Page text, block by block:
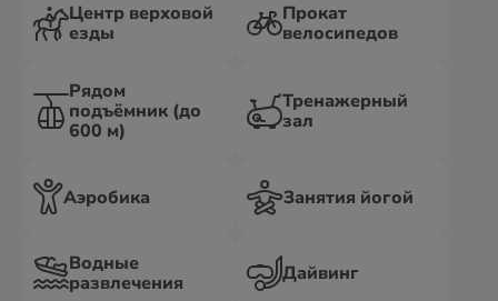
Центр верховой
езды
Прокат
велосипедов
Рядом
подъёмник (до
600 м)
Тренажерный
зал
Аэробика Занятия йогой
Водные
развлечения
Дайвинг